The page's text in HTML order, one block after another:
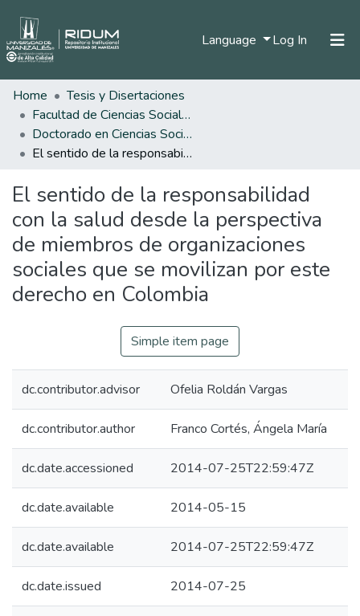
Language Log In (current)
Statistics
Home
Tesis y Disertaciones
Facultad de Ciencias Sociales y Humanas
Doctorado en Ciencias Sociales, Niñez y Juventud
El sentido de la responsabilidad con la salud desde la perspectiva de miembros de organizaciones sociales que se movilizan por este derecho en Colombia
El sentido de la responsabilidad
con la salud desde la perspectiva
de miembros de organizaciones
sociales que se movilizan por este
derecho en Colombia
Simple item page
dc.contributor.advisor Ofelia Roldán Vargas
dc.contributor.author Franco Cortés, Ángela María
dc.date.accessioned 2014-07-25T22:59:47Z
dc.date.available 2014-05-15
dc.date.available 2014-07-25T22:59:47Z
dc.date.issued 2014-07-25